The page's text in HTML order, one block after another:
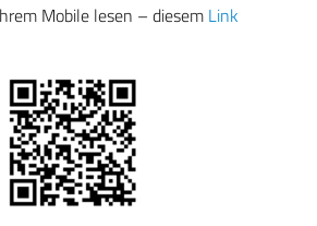
Mobile lesen – diesem Link